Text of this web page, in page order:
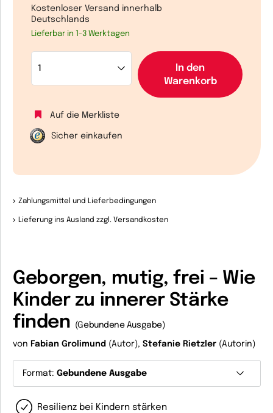
Kostenloser Versand innerhalb
Deutschlands
Lieferbar in 1-3 Werktagen
In den
Warenkorb
Auf die Merkliste
Sicher einkaufen
Zahlungsmittel und Lieferbedingungen
Lieferung ins Ausland zzgl. Versandkosten
Geborgen, mutig, frei – Wie
Kinder zu innerer Stärke
finden
(Gebundene Ausgabe)
von Fabian Grolimund (Autor), Stefanie Rietzler (Autorin)
Format: Gebundene Ausgabe
Resilienz bei Kindern stärken